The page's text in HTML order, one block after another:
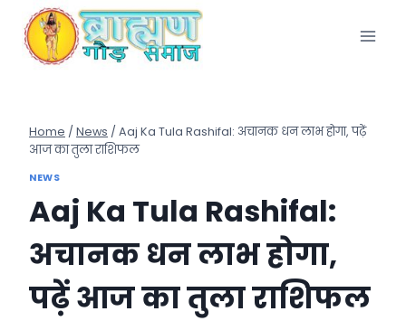
content
Home / News / Aaj Ka Tula Rashifal: अचानक धन लाभ होगा, पढ़ें
आज का तुला राशिफल
NEWS
Aaj Ka Tula Rashifal:
अचानक धन लाभ होगा,
पढ़ें आज का तुला राशिफल